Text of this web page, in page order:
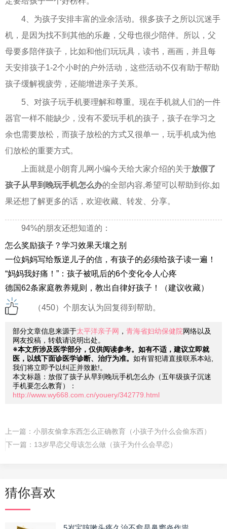
4、为孩子安排丰富的业余活动。很多孩子之所以沉迷手
机，是因为找不到其他的乐趣，父母也很少陪伴。所以，父
母要多陪伴孩子，比如和他们玩玩具，读书，画画，并且每
天安排孩子1-2个小时的户外活动，这些活动不仅有助于帮助
孩子缓解视疲劳，还能增进亲子关系。
5、对孩子玩手机要理解和尊重。现在手机就人们的一件
器官一样不能缺少，没有不爱玩手机的孩子，孩子在学习之
余也需要放松，而孩子放松的方式又很单一，玩手机成为他
们放松的重要方式。
上面就是小朗育儿网小编今天给大家介绍的关于放假了
孩子从早到晚玩手机怎么办的全部内容,希望可以帮助到你,如
果还想了解更多的话，欢迎收藏、转发、分享。
94%的朋友还想知道的：
怎么奖励孩子？学习效果天壤之别
一位妈妈写给叛逆儿子的信，有孩子的必须给孩子读一遍！
“妈妈我好痛！”：孩子被吼后的6个变化令人心疼
德国62条家庭教养规则，教出自律好孩子！（建议收藏）
（450）个朋友认为回复得到帮助。
部分文章信息来源于太平洋亲子网 ， 青海省妇幼保健院网络以及
网友投稿，转载请说明出处。
※本文所涉及医学部分，仅供阅读参考。如有不适，建议立即就
医，以线下面诊医学诊断、治疗为准。 如有冒犯请直接联系本站,
我们将立即予以纠正并致歉!。
本文标题：放假了孩子从早到晚玩手机怎么办（五年级孩子沉迷
手机要怎么教育）：
http://www.wy668.com.cn/youery/342779.html
上一篇： 小朋友偷拿东西怎么正确教育（小孩子为什么会偷东西）
下一篇： 13岁早恋父母该怎么做（孩子为什么会早恋）
猜你喜欢